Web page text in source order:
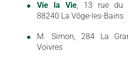
Vie la Vie, 13 rue du
88240 La Vôge-les-Bains
M. Simon, 284 La
Voivres